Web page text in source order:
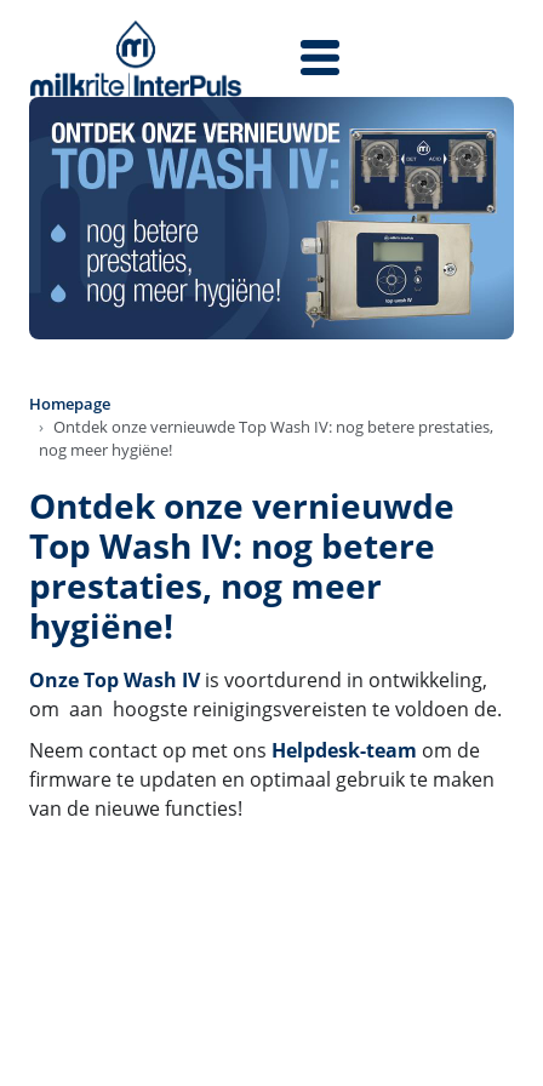
Homepage
Ontdek onze vernieuwde Top Wash IV: nog betere prestaties,
nog meer hygiëne!
Ontdek onze vernieuwde
Top Wash IV: nog betere
prestaties, nog meer
hygiëne!
Onze Top Wash IVis voortdurend in ontwikkeling,
om aan hoogste reinigingsvereisten te voldoen de.
Neem contact op met ons Helpdesk-team om de
firmware te updaten en optimaal gebruik te maken
van de nieuwe functies!